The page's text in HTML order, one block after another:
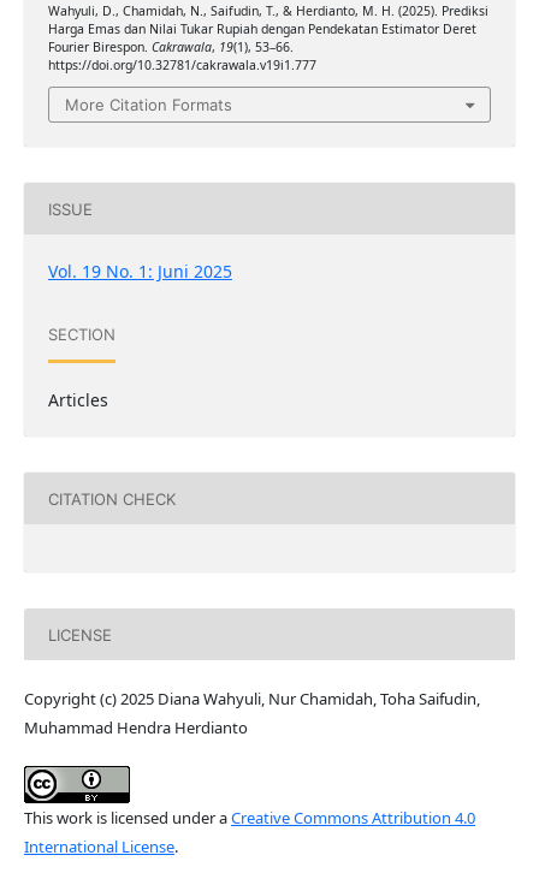
Wahyuli, D., Chamidah, N., Saifudin, T., & Herdianto, M. H. (2025). Prediksi
Harga Emas dan Nilai Tukar Rupiah dengan Pendekatan Estimator Deret
Fourier Birespon. Cakrawala, 19(1), 53–66.
https://doi.org/10.32781/cakrawala.v19i1.777
More Citation Formats
ISSUE
Vol. 19 No. 1: Juni 2025
SECTION
Articles
CITATION CHECK
LICENSE
Copyright (c) 2025 Diana Wahyuli, Nur Chamidah, Toha Saifudin,
Muhammad Hendra Herdianto
This work is licensed under aCreative Commons Attribution 4.0
International License.